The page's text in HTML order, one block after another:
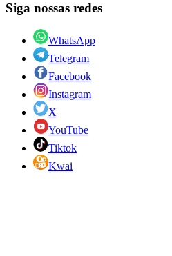
Siga nossas redes
WhatsApp
Telegram
Facebook
Instagram
X
YouTube
Tiktok
Kwai